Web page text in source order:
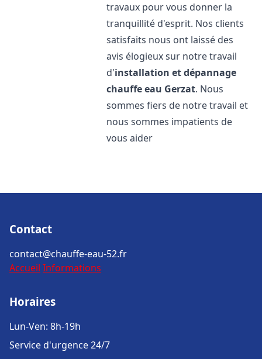
travaux pour vous donner la
tranquillité d'esprit. Nos clients
satisfaits nous ont laissé des
avis élogieux sur notre travail
d'installation et dépannage
chauffe eau Gerzat. Nous
sommes fiers de notre travail et
nous sommes impatients de
vous aider
Contact
contact@chauffe-eau-52.fr
Accueil Informations
Horaires
Lun-Ven: 8h-19h
Service d'urgence 24/7